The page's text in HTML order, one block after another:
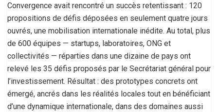
Convergence avait rencontré un succès retentissant : 120
propositions de défis déposées en seulement quatre jours
ouvrés, une mobilisation internationale inédite. Au total, plus
de 600 équipes — startups, laboratoires, ONG et
collectivités — réparties dans une dizaine de pays ont
relevé les 35 défis proposés par le Secrétariat général pour
l’investissement. Résultat : des prototypes concrets ont
émergé, ancrés dans les réalités locales tout en bénéficiant
d’une dynamique internationale, dans des domaines aussi